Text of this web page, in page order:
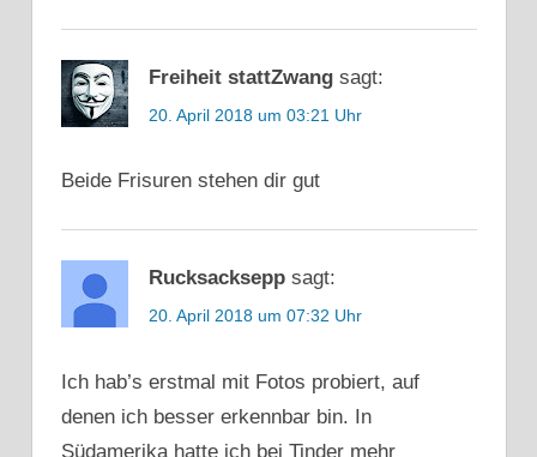
Freiheit stattZwang sagt:
20. April 2018 um 03:21 Uhr
Beide Frisuren stehen dir gut
Rucksacksepp sagt:
20. April 2018 um 07:32 Uhr
Ich hab’s erstmal mit Fotos probiert, auf
denen ich besser erkennbar bin. In
Südamerika hatte ich bei Tinder mehr